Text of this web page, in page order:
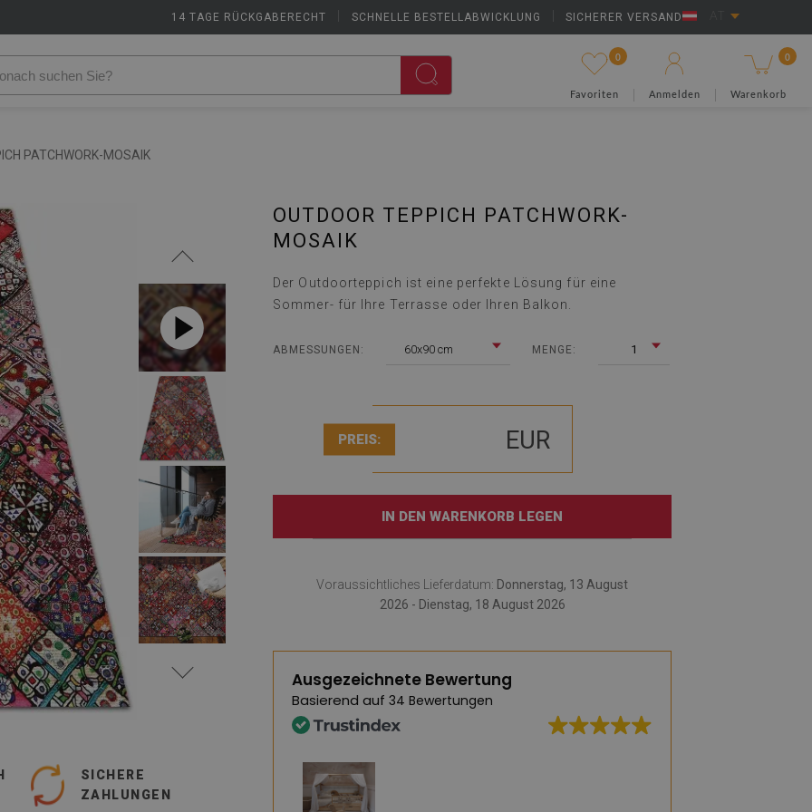
14 TAGE RÜCKGABERECHT SCHNELLE BESTELLABWICKLUNG SICHERER VERSAND
0
Favoriten Anmelden
0
Warenkorb
PATCHWORK-MOSAIK
SICHERE
ZAHLUNGEN
OUTDOOR TEPPICH PATCHWORK-
MOSAIK
Der Outdoorteppich ist eine perfekte Lösung für eine
Sommer- für Ihre Terrasse oder Ihren Balkon.
ABMESSUNGEN: 60x90 cm MENGE: 1
PREIS: EUR
IN DEN WARENKORB LEGEN
Voraussichtliches Lieferdatum: Donnerstag, 13 August
2026 - Dienstag, 18 August 2026
Ausgezeichnete Bewertung
Basierend auf 34 Bewertungen